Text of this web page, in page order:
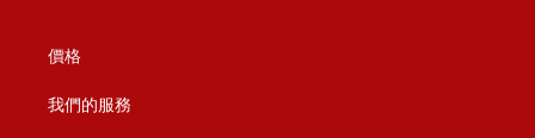
價格
我們的服務